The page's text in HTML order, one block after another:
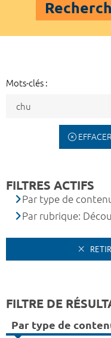
Mots-clés :
EFFACER
FILTRES ACTIFS
Par type de
Par rubrique:
FILTRE DE
Par type de